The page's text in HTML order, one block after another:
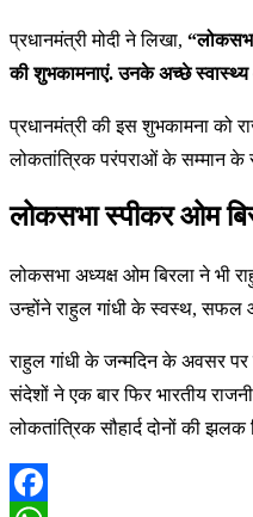
प्रधानमंत्री मोदी ने लिखा,
की शुभकामनाएं. उनके अच्छे स्वास्थ्य
प्रधानमंत्री की इस शुभकामना को
लोकतांत्रिक परंपराओं के सम्मान के
लोकसभा स्पीकर ओम
लोकसभा अध्यक्ष ओम बिरला ने भी
उन्होंने राहुल गांधी के स्वस्थ, सफल
राहुल गांधी के जन्मदिन के अवसर पर
संदेशों ने एक बार फिर भारतीय
लोकतांत्रिक सौहार्द दोनों की झलक